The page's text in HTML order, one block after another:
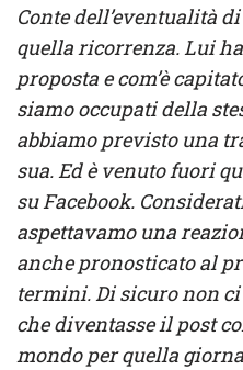
Conte dell’eventualità
quella ricorrenza. Lui
proposta e com’è
siamo occupati della
abbiamo previsto una
sua. Ed è venuto fuori
su Facebook.
aspettavamo una
anche pronosticato al
termini. Di sicuro non
che diventasse il post
mondo per quella